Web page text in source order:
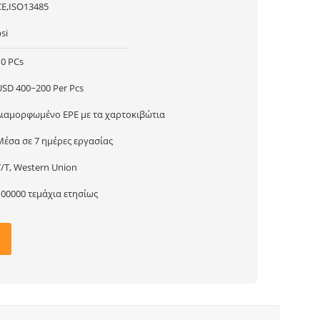
PCs
400~200 Per Pcs
EPE με τα χαρτοκιβώτια
σε 7 ημέρες εργασίας
T, Western Union
τεμάχια ετησίως